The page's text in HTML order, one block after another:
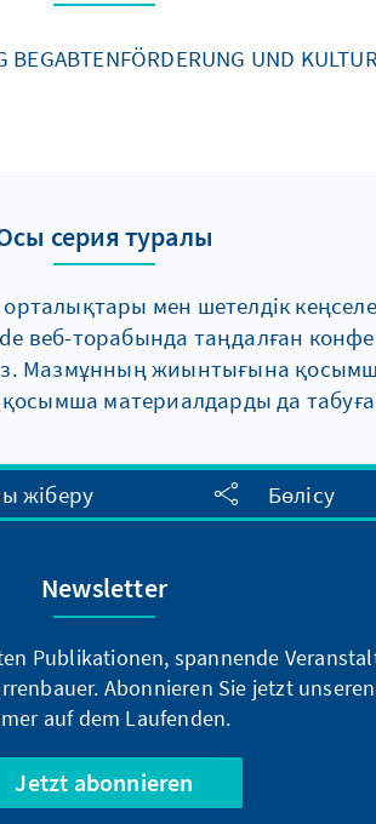
BEGABTENFÖRDERUNG UND
серия туралы
мен шетелдік
веб-торабында таңдалған
Мазмұнның жиынтығына
материалдарды да
жіберу Бөлісу
Newsletter
Publikationen, spannende
Abonnieren Sie jetzt
auf dem Laufenden.
Jetzt abonnieren